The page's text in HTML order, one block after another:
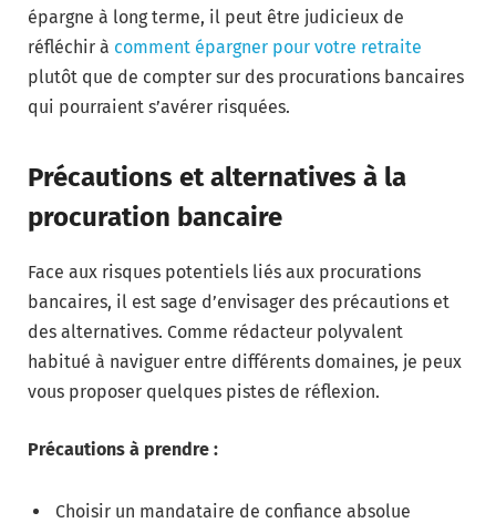
épargne à long terme, il peut être judicieux de
réfléchir à comment épargner pour votre retraite
plutôt que de compter sur des procurations bancaires
qui pourraient s’avérer risquées.
Précautions et alternatives à la
procuration bancaire
Face aux risques potentiels liés aux procurations
bancaires, il est sage d’envisager des précautions et
des alternatives. Comme rédacteur polyvalent
habitué à naviguer entre différents domaines, je peux
vous proposer quelques pistes de réflexion.
Précautions à prendre :
Choisir un mandataire de confiance absolue